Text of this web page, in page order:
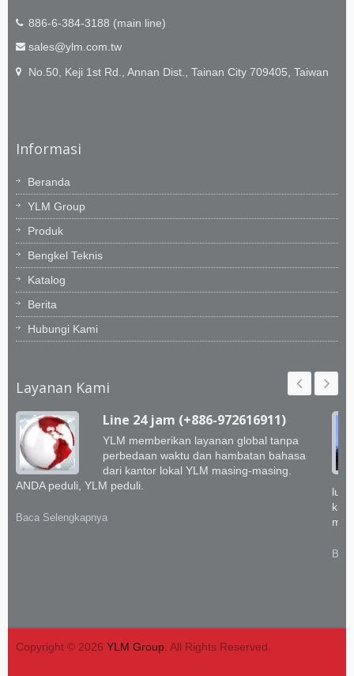
886-6-384-3188 (main line)
sales@ylm.com.tw
No.50, Keji 1st Rd., Annan Dist., Tainan City 709405, Taiwan
Informasi
Beranda
YLM Group
Produk
Bengkel Teknis
Katalog
Berita
Hubungi Kami
Layanan Kami
Line 24 jam (+886-972616911)
YLM memberikan layanan global tanpa
perbedaan waktu dan hambatan bahasa
dari kantor lokal YLM masing-masing.
ANDA peduli, YLM peduli.
Baca Selengkapnya
Copyright © 2026 YLM Group. All Rights Reserved.